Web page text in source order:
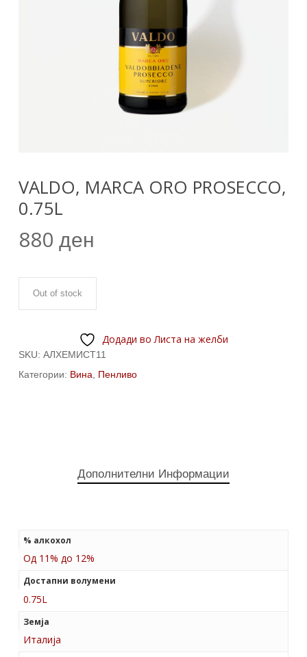
VALDO, MARCA ORO PROSECCO,
0.75L
880 ден
Out of stock
Додади во Листа на желби
SKU: АЛХЕМИСТ11
Категории: Вина Пенливо
Дополнителни Информации
% алкохол
Од 11% до 12%
Достапни волумени
0.75L
Земја
Италија